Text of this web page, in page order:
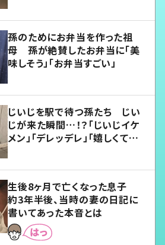
孫のためにお弁当を作った祖
母 孫が絶賛したお弁当に「美
味しそう」「お弁当すごい」
じいじを駅で待つ孫たち じい
じが来た瞬間…！？「じいじイケ
メン」「デレッデレ」「嬉しくて可
生後8ヶ月で亡くなった息子
約3年半後、当時の妻の日記に
書いてあった本音とは